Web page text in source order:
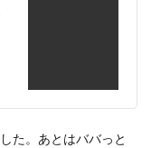
た。あとはババっと